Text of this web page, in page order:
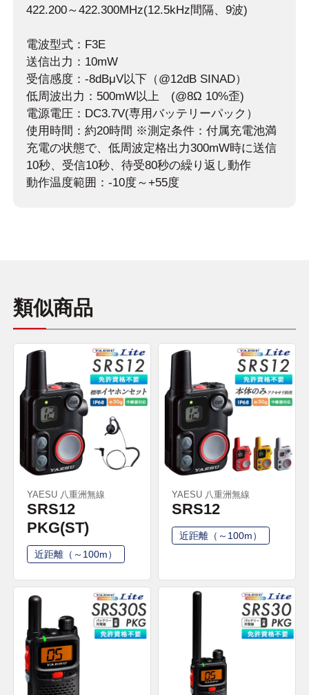
422.200～422.300MHz(12.5kHz間隔、9波)
電波型式：F3E
送信出力：10mW
受信感度：-8dBμV以下（@12dB SINAD）
低周波出力：500mW以上 (@8Ω 10%歪)
電源電圧：DC3.7V(専用バッテリーパック）
使用時間：約20時間 ※測定条件：付属充電池満
充電の状態で、低周波定格出力300mW時に送信
10秒、受信10秒、待受80秒の繰り返し動作
動作温度範囲：-10度～+55度
類似商品
YAESU 八重洲無線
SRS12
PKG(ST)
近距離（～100m）
YAESU 八重洲無線
SRS12
近距離（～100m）